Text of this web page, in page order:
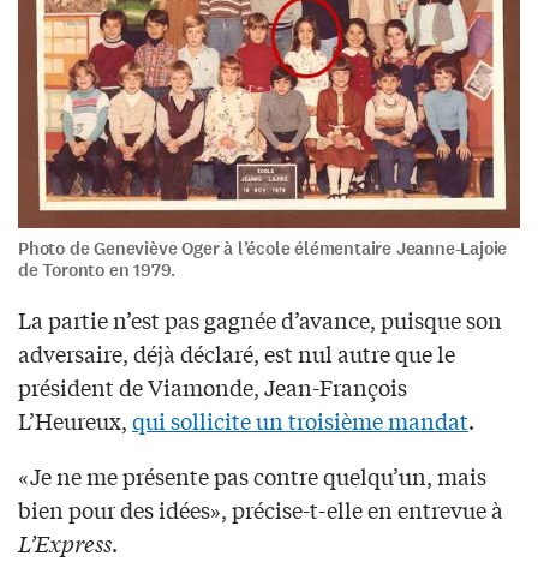
Photo de Geneviève Oger à l’école élémentaire Jeanne-Lajoie
de Toronto en 1979.
La partie n’est pas gagnée d’avance, puisque son
adversaire, déjà déclaré, est nul autre que le
président de Viamonde, Jean-François
L’Heureux,qui sollicite un troisième mandat.
«Je ne me présente pas contre quelqu’un, mais
bien pour des idées», précise-t-elle en entrevue à
L’Express.